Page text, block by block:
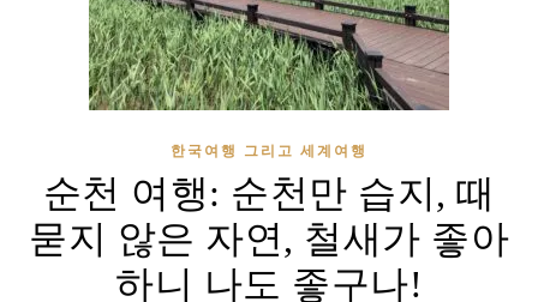
한국여행 그리고 세계여행
순천 여행: 순천만 습지, 때
묻지 않은 자연, 철새가 좋아
하니 나도 좋구나!